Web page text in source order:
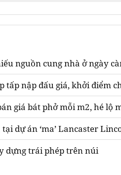
nguồn cung nhà ở ngày
tấp nập đấu giá, khởi điểm
giá bát phở mỗi m2, hé lộ
dự án ‘ma’ Lancaster
dựng trái phép trên núi